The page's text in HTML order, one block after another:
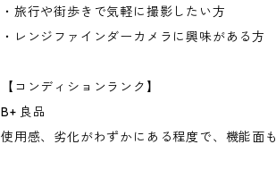
・旅行や街歩きで気軽に撮影したい方
・レンジファインダーカメラに興味がある方
【コンディションランク】
B+ 良品
使用感、劣化がわずかにある程度で、機能面